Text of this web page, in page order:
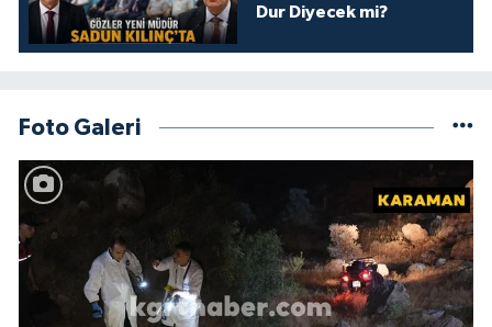
Dur Diyecek mi?
Foto Galeri